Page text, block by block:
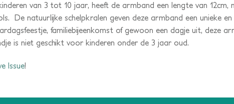
van 3 tot 10 jaar, heeft de armband een lengte van
De natuurlijke schelpkralen geven deze armband een unieke
familiebijeenkomst of gewoon een dagje uit, deze
is niet geschikt voor kinderen onder de 3 jaar oud.
Issue!